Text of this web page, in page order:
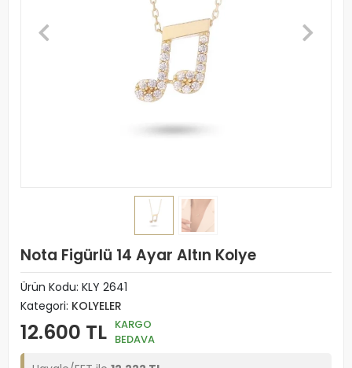
Nota Figürlü 14 Ayar Altın Kolye
Ürün Kodu: KLY 2641
Kategori: KOLYELER
12.600 TL KARGO
BEDAVA